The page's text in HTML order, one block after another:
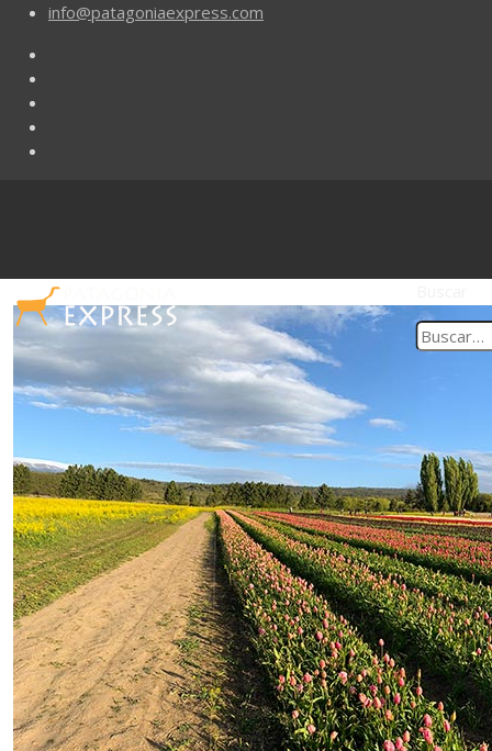
info@patagoniaexpress.com